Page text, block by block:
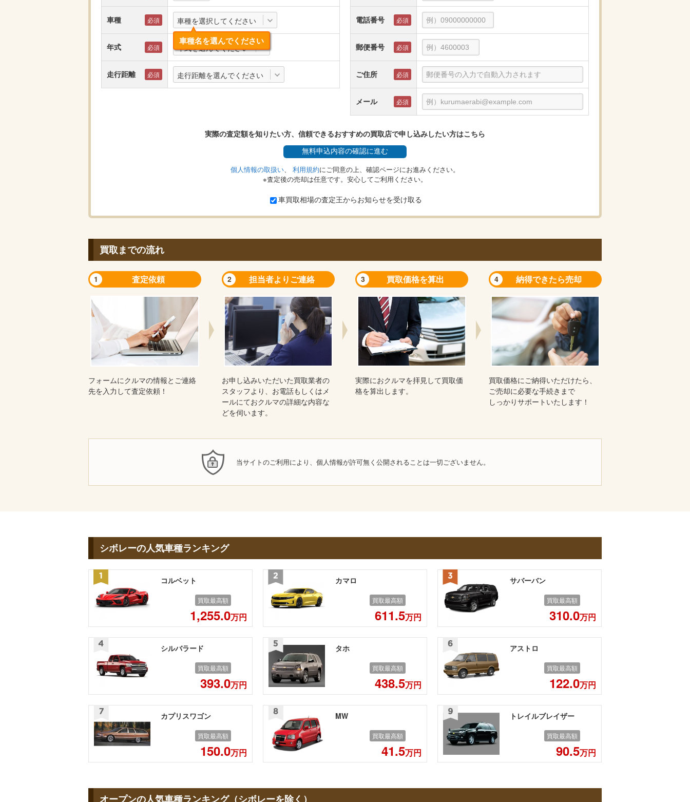
車種 車種を選択してください
車種名を選んでください
年式 年式を選んでください
走行距離 走行距離を選んでください
電話番号
郵便番号
ご住所
メール
実際の査定額を知りたい方、信頼できるおすすめの買取店で申し込みしたい方はこちら
無料申込内容の確認に進む
個人情報の取扱い、 利用規約にご同意の上、確認ページにお進みください。
※査定後の売却は任意です。安心してご利用ください。
車買取相場の査定王からお知らせを受け取る
買取までの流れ
1 査定依頼
フォームにクルマの情報とご連絡
先を入力して査定依頼！
2 担当者よりご連絡
お申し込みいただいた買取業者の
スタッフより、お電話もしくはメ
ールにておクルマの詳細な内容な
どを伺います。
3 買取価格を算出
実際におクルマを拝見して買取価
格を算出します。
4 納得できたら売却
買取価格にご納得いただけたら、
ご売却に必要な手続きまで
しっかりサポートいたします！
当サイトのご利用により、個人情報が許可無く公開されることは一切ございません。
シボレーの人気車種ランキング
コルベット
買取最高額
1,255.0万円
カマロ
買取最高額
611.5万円
サバーバン
買取最高額
310.0万円
シルバラード
買取最高額
393.0万円
タホ
買取最高額
438.5万円
アストロ
買取最高額
122.0万円
カプリスワゴン
買取最高額
150.0万円
MW
買取最高額
41.5万円
トレイルブレイザー
買取最高額
90.5万円
オープンの人気車種ランキング（シボレーを除く）